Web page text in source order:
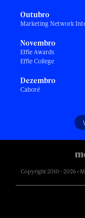
Outubro
Marketing Network
Novembro
Effie Awards
Effie College
Dezembro
Caboré
Copyright 2010 - 2026 •